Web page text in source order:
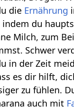
die Ernährung
indem du
Milch, zum
Schwer
in der Zeit
es dir hilft,
zu fühlen.
auch mit